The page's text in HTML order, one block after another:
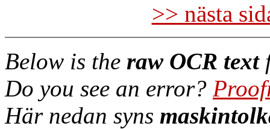
>> nästa
Below is the raw OCR text
Do you see an error?
Här nedan syns